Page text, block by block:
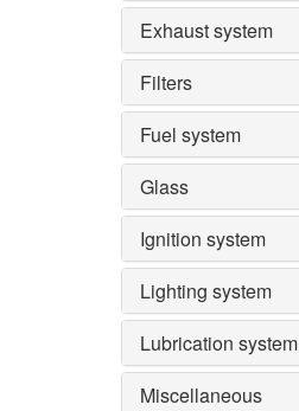
Exhaust system
Filters
Fuel system
Glass
Ignition system
Lighting system
Lubrication system
Miscellaneous